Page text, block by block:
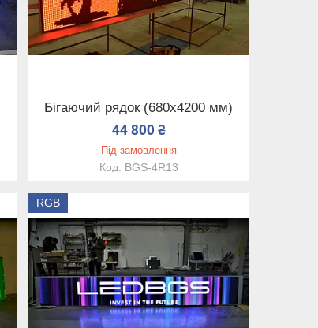
Бігаючий рядок (680х4200 мм)
44 800 ₴
Під замовлення
BGS-4R13
RGB